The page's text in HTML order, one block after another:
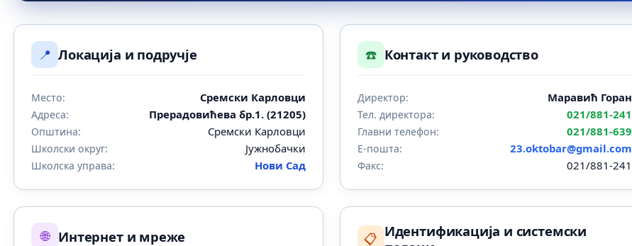
📍 Локација и подручје
Место: Сремски Карловци
Адреса: Прерадовићева бр.1. (21205)
Општина: Сремски Карловци
Школски округ: Јужнобачки
Школска управа: Нови Сад
☎️ Контакт и руководство
Директор: Маравић Горан
Тел. директора: 021/881-241
Главни телефон: 021/881-639
Е-пошта: 23.oktobar@gmail.com
Факс: 021/881-241
🌐 Интернет и мреже 📋 Идентификација и системски